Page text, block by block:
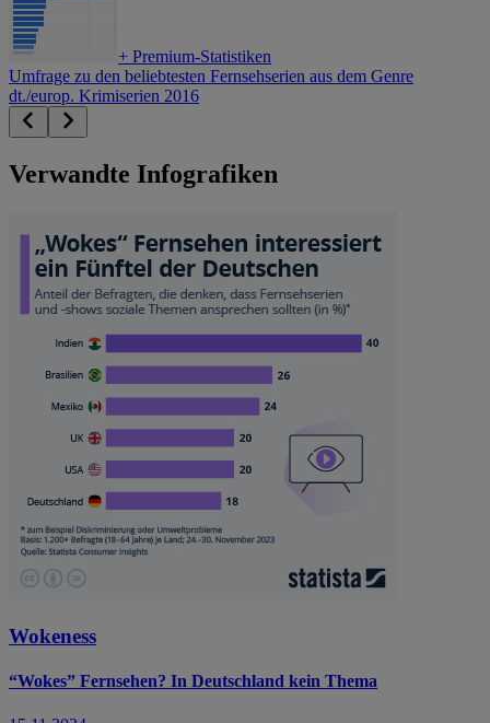
+ Premium-Statistiken
Umfrage zu den beliebtesten Fernsehserien aus dem Genre
dt./europ. Krimiserien 2016
Verwandte Infografiken
Wokeness
“Wokes” Fernsehen? In Deutschland kein Thema